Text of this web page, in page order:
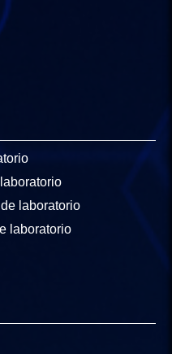
laboratorio
laboratorio